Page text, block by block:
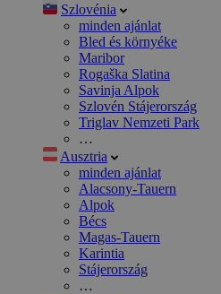
Szlovénia
minden ajánlat
Bled és környéke
Maribor
Rogaška Slatina
Savinja Alpok
Szlovén Stájerország
Triglav Nemzeti Park
…
Ausztria
minden ajánlat
Alacsony-Tauern
Alpok
Bécs
Magas-Tauern
Karintia
Stájerország
…